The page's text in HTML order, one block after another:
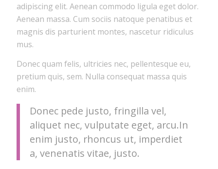
adipiscing elit. Aenean commodo ligula eget dolor.
Aenean massa. Cum sociis natoque penatibus et
magnis dis parturient montes, nascetur ridiculus
mus.
Donec quam felis, ultricies nec, pellentesque eu,
pretium quis, sem. Nulla consequat massa quis
enim.
Donec pede justo, fringilla vel,
aliquet nec, vulputate eget, arcu.In
enim justo, rhoncus ut, imperdiet
a, venenatis vitae, justo.